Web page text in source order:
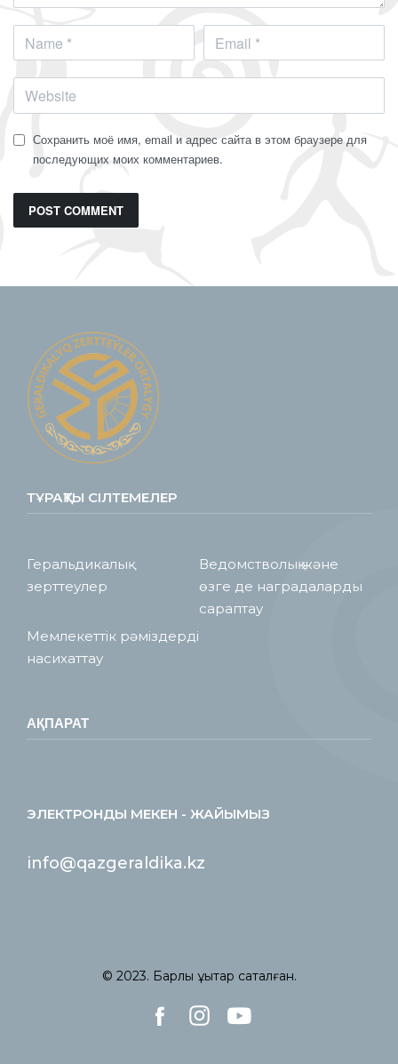
Сохранить моё имя, email и адрес сайта в этом браузере для
последующих моих комментариев.
ТҰРАҚТЫ СІЛТЕМЕЛЕР
Геральдикалық
зерттеулер
Ведомстволық және
өзге де наградаларды
сараптау
Мемлекеттік рәміздерді
насихаттау
АҚПАРАТ
ЭЛЕКТРОНДЫ МЕКЕН - ЖАЙЫМЫЗ
info@qazgeraldika.kz
© 2023. Барлық құқықтар сақталған.